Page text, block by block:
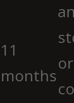
11
months